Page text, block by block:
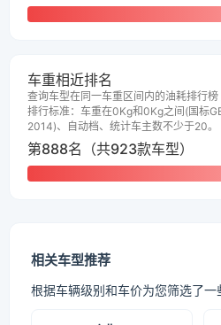
车重相近排名
查询车型在同一车重区间内的油耗排行榜
排行标准：车重在0Kg和0Kg之间(国标
2014)、自动档、统计车主数不少于20。
第888名（共923款车型）
相关车型推荐
根据车辆级别和车价为您筛选了